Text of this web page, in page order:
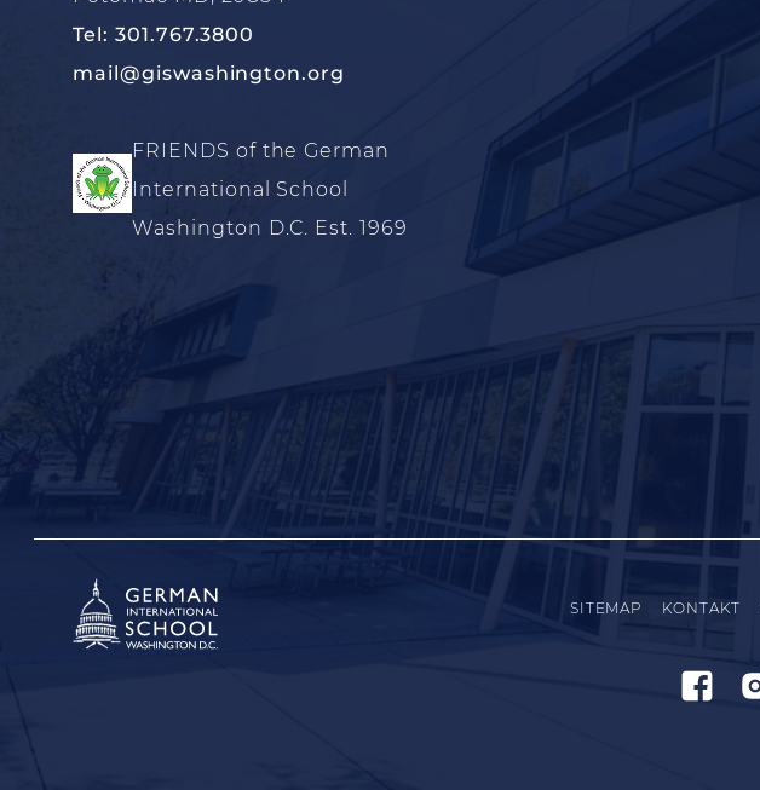
Tel: 301.767.3800
mail@giswashington.org
FRIENDS of the German
International School
Washington D.C. Est. 1969
SITEMAP KONTAKT